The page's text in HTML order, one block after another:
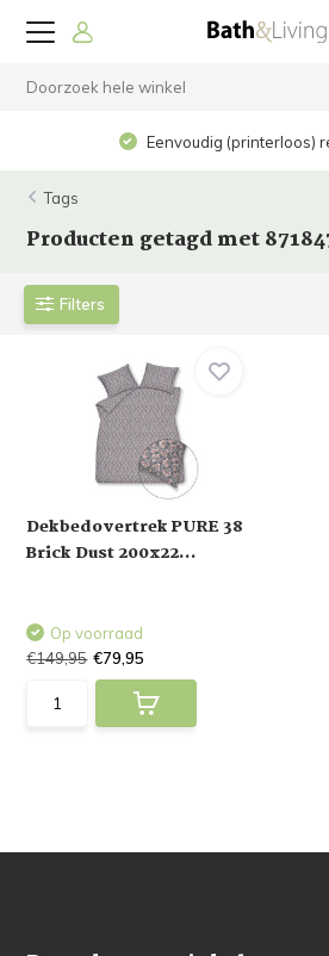
Eenvoudig (printerloos)
Tags
Producten getagd met
Filters
Dekbedovertrek PURE 38
Brick Dust 200x22...
Op voorraad
€149,95 €79,95